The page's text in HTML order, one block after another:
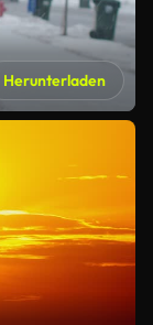
Herunterladen